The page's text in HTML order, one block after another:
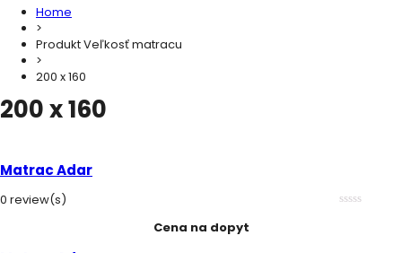
Home
>
Produkt Veľkosť matracu
>
200 x 160
200 x 160
Matrac Adar
0 review(s)
Cena na dopyt